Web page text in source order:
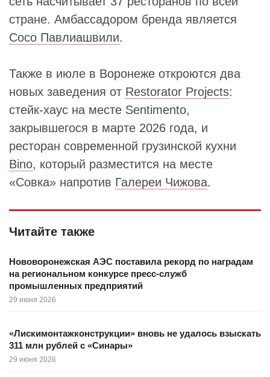
стране. Амбассадором бренда является
Сосо Павлиашвили.
Также в июле в Воронеже откроются два
новых заведения от Restorator Projects:
стейк-хаус на месте Sentimento,
закрывшегося в марте 2026 года, и
ресторан современной грузинской кухни
Bino, который разместится на месте
«Совка» напротив Галереи Чижова.
Читайте также
Нововоронежская АЭС поставила рекорд по наградам
на региональном конкурсе пресс-служб
промышленных предприятий
29 июня 2026
«Лискимонтажконструкции» вновь не удалось взыскать
311 млн рублей с «Синары»
29 июня 2026